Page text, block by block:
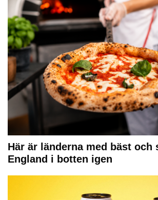
Här är länderna med bäst och
England i botten igen